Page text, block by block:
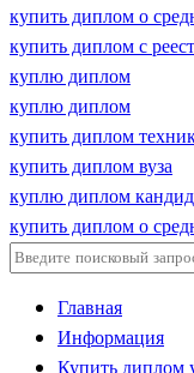
купить диплом о
купить диплом с
куплю диплом
куплю диплом
купить диплом
купить диплом вуза
куплю диплом
купить диплом о
Главная
Информация
Купить диплом